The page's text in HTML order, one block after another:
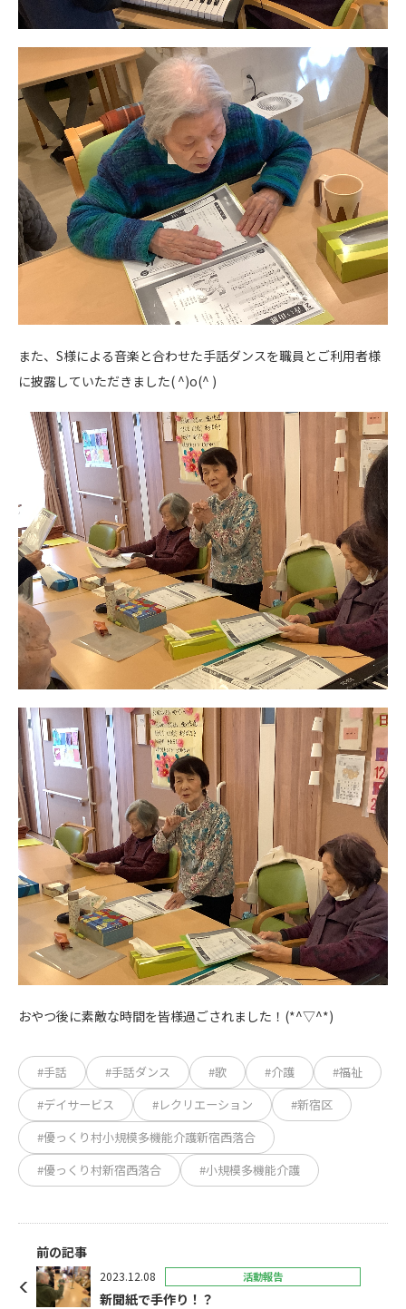
また、S様による音楽と合わせた手話ダンスを職員とご利用者様
に披露していただきました( ^)o(^ )
おやつ後に素敵な時間を皆様過ごされました！(*^▽^*)
#手話 #手話ダンス #歌 #介護
#福祉
#デイサービス
#レクリエーション
#新宿区
#優っくり村小規模多機能介護新宿西落合
#優っくり村新宿西落合
#小規模多機能介護
前の記事
2023.12.08 活動報告
新聞紙で手作り！？